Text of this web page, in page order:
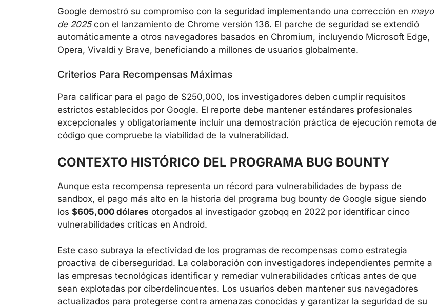
Google demostró su compromiso con la seguridad implementando una corrección en mayo
de 2025con el lanzamiento de Chrome versión 136. El parche de seguridad se extendió
automáticamente a otros navegadores basados en Chromium, incluyendo Microsoft Edge,
Opera, Vivaldi y Brave, beneficiando a millones de usuarios globalmente.
Criterios Para Recompensas Máximas
Para calificar para el pago de $250,000, los investigadores deben cumplir requisitos
estrictos establecidos por Google. El reporte debe mantener estándares profesionales
excepcionales y obligatoriamente incluir una demostración práctica de ejecución remota de
código que compruebe la viabilidad de la vulnerabilidad.
CONTEXTO HISTÓRICO DEL PROGRAMA BUG BOUNTY
Aunque esta recompensa representa un récord para vulnerabilidades de bypass de
sandbox, el pago más alto en la historia del programa bug bounty de Google sigue siendo
los $605,000 dólares otorgados al investigador gzobqq en 2022 por identificar cinco
vulnerabilidades críticas en Android.
Este caso subraya la efectividad de los programas de recompensas como estrategia
proactiva de ciberseguridad. La colaboración con investigadores independientes permite a
las empresas tecnológicas identificar y remediar vulnerabilidades críticas antes de que
sean explotadas por ciberdelincuentes. Los usuarios deben mantener sus navegadores
actualizados para protegerse contra amenazas conocidas y garantizar la seguridad de su